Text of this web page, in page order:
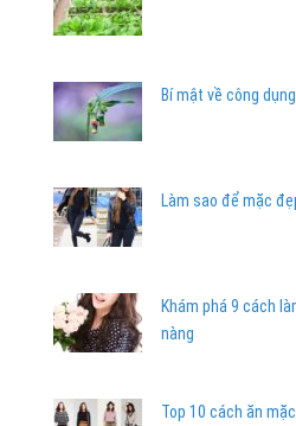
Bí mật về công
Làm sao để mặc
Khám phá 9 cách
nàng
Top 10 cách ăn